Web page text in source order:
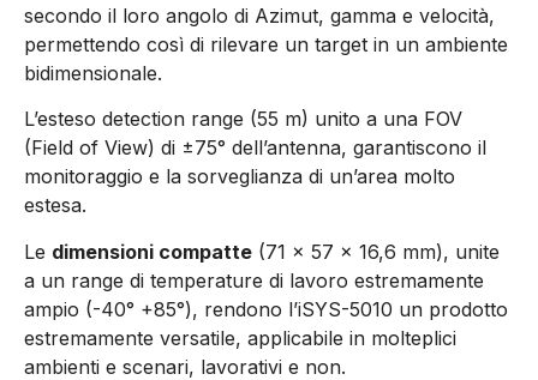
secondo il loro angolo di Azimut, gamma e velocità,
permettendo così di rilevare un target in un ambiente
bidimensionale.
L’esteso detection range (55 m) unito a una FOV
(Field of View) di ±75° dell’antenna, garantiscono il
monitoraggio e la sorveglianza di un’area molto
estesa.
Le dimensioni compatte (71 x 57 x 16,6 mm), unite
a un range di temperature di lavoro estremamente
ampio (-40° +85°), rendono l’iSYS-5010 un prodotto
estremamente versatile, applicabile in molteplici
ambienti e scenari, lavorativi e non.